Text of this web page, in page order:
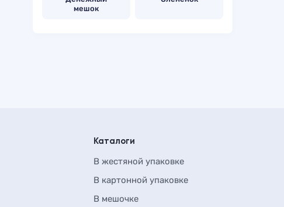
мешок
Каталоги
В жестяной упаковке
В картонной упаковке
В мешочке